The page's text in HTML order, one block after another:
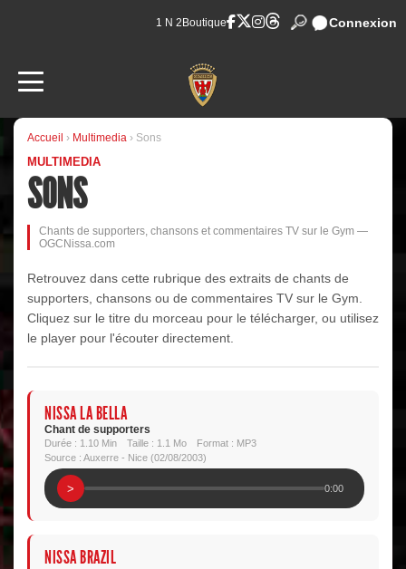
1 N 2 Boutique Connexion
Accueil › Multimedia › Sons
MULTIMEDIA
SONS
Chants de supporters, chansons et commentaires TV sur le Gym —
OGCNissa.com
Retrouvez dans cette rubrique des extraits de chants de
supporters, chansons ou de commentaires TV sur le Gym.
Cliquez sur le titre du morceau pour le télécharger, ou utilisez
le player pour l'écouter directement.
NISSA LA BELLA
Chant de supporters
Durée : 1.10 Min Taille : 1.1 Mo
Format : MP3
Source : Auxerre - Nice (02/08/2003)
> 0:00
NISSA BRAZIL